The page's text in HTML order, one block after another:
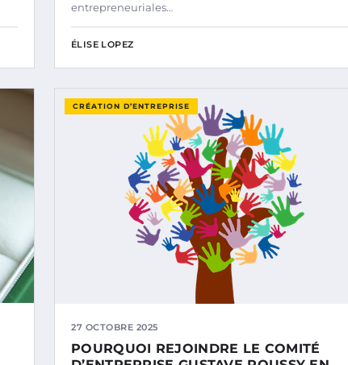
entrepreneuriales…
ÉLISE LOPEZ
CRÉATION D’ENTREPRISE
27 OCTOBRE 2025
POURQUOI REJOINDRE LE COMITÉ